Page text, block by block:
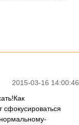
2015-03-16 14:00:46
сфокусироваться